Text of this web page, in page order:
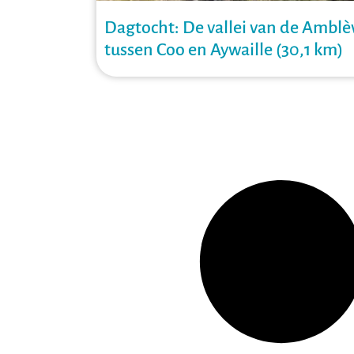
Dagtocht: De vallei van de
tussen Coo en Aywaille (30,1 km)